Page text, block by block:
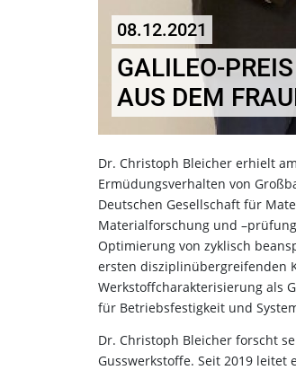
08.12.2021
GALILEO-
AUS DEM
Dr. Christoph Bleicher erhielt
Ermüdungsverhalten von
Deutschen Gesellschaft für
Materialforschung und
Optimierung von zyklisch
ersten disziplinübergreifenden
Werkstoffcharakterisierung als
für Betriebsfestigkeit und
Dr. Christoph Bleicher forscht
Gusswerkstoffe. Seit 2019